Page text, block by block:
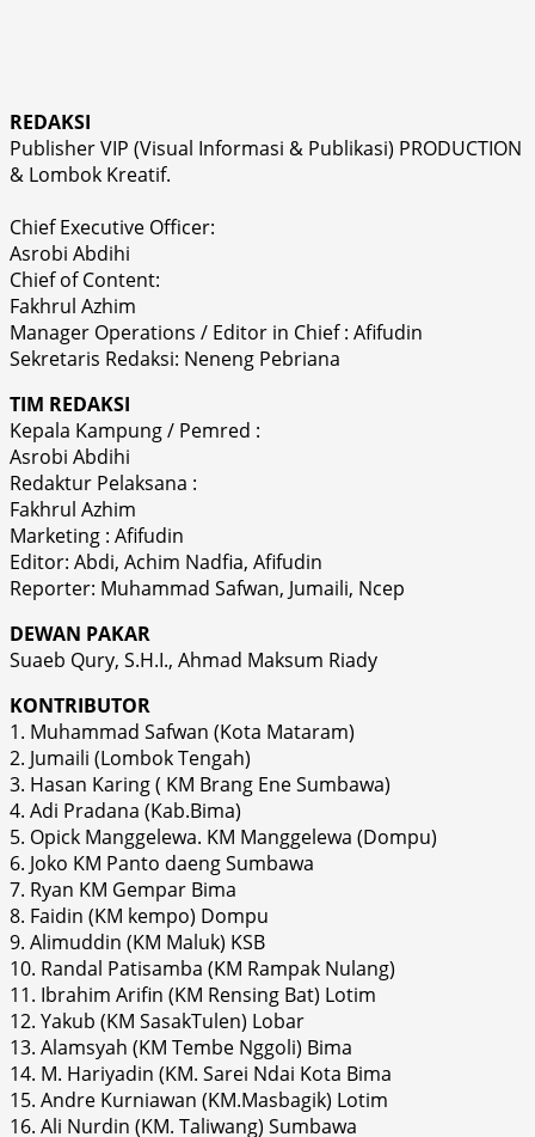
REDAKSI
Publisher VIP (Visual Informasi & Publikasi) PRODUCTION
& Lombok Kreatif.
Chief Executive Officer:
Asrobi Abdihi
Chief of Content:
Fakhrul Azhim
Manager Operations / Editor in Chief : Afifudin
Sekretaris Redaksi: Neneng Pebriana
TIM REDAKSI
Kepala Kampung / Pemred :
Asrobi Abdihi
Redaktur Pelaksana :
Fakhrul Azhim
Marketing : Afifudin
Editor: Abdi, Achim Nadfia, Afifudin
Reporter: Muhammad Safwan, Jumaili, Ncep
DEWAN PAKAR
Suaeb Qury, S.H.I., Ahmad Maksum Riady
KONTRIBUTOR
1. Muhammad Safwan (Kota Mataram)
2. Jumaili (Lombok Tengah)
3. Hasan Karing ( KM Brang Ene Sumbawa)
4. Adi Pradana (Kab.Bima)
5. Opick Manggelewa. KM Manggelewa (Dompu)
6. Joko KM Panto daeng Sumbawa
7. Ryan KM Gempar Bima
8. Faidin (KM kempo) Dompu
9. Alimuddin (KM Maluk) KSB
10. Randal Patisamba (KM Rampak Nulang)
11. Ibrahim Arifin (KM Rensing Bat) Lotim
12. Yakub (KM SasakTulen) Lobar
13. Alamsyah (KM Tembe Nggoli) Bima
14. M. Hariyadin (KM. Sarei Ndai Kota Bima
15. Andre Kurniawan (KM.Masbagik) Lotim
16. Ali Nurdin (KM. Taliwang) Sumbawa